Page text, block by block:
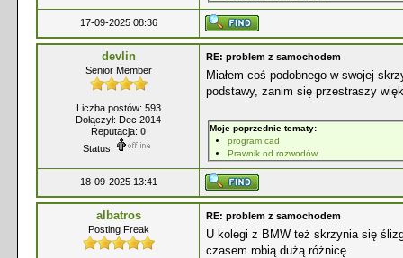
17-09-2025 08:36
devlin
Senior Member
Liczba postów: 593
Dołączył: Dec 2014
Reputacja: 0
Status:
RE: problem z samochodem
Miałem coś podobnego w swojej
podstawy, zanim się przestraszy
Moje poprzednie tematy:
program cad
Prawnik od rozwodów
18-09-2025 13:41
albatros
Posting Freak
RE: problem z samochodem
U kolegi z BMW też skrzynia się
czasem robią dużą różnicę.